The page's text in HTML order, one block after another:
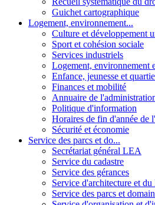
Guichet cartographique
Logement, environnement...
Culture et développement
Sport et cohésion sociale
Services industriels
Logement, environnement
Enfance, jeunesse et
Finances et mobilité
Annuaire de
Politique d'information
Horaires de fin d'année de
Sécurité et économie
Service des parcs et do...
Secrétariat général LEA
Service du cadastre
Service des gérances
Service d'architecture et du
Service des parcs et